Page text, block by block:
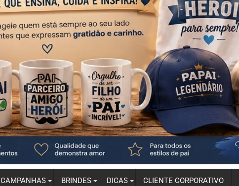
CAMPANHAS BRINDES DICAS CLIENTE CORPORATIVO